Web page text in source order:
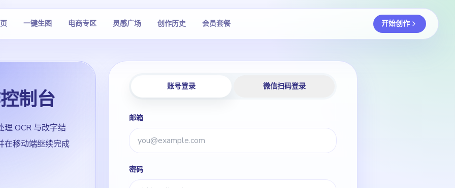
一键生图 电商专区 灵感广场 创作历史 会员套餐 开始创作
制台
OCR 与改字结
在移动端继续完成
账号登录 微信扫码登录
邮箱
密码